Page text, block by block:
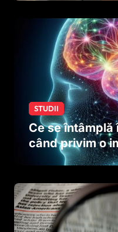
dinainte de
STUDII
Ce se întâmplă
când privim o
Studiul care